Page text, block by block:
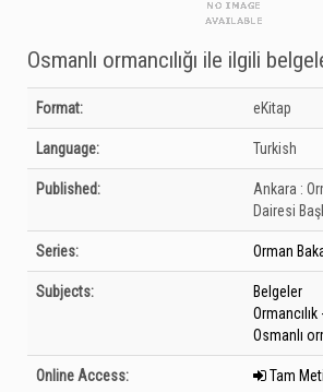
Osmanlı ormancılığı ile ilgili
Bibliographic Details
Format: eKitap
Language: Turkish
Published: Ankara :
Dairesi
Series: Orman
Subjects:
Belgeler
Osmanlı
Online Access: Tam